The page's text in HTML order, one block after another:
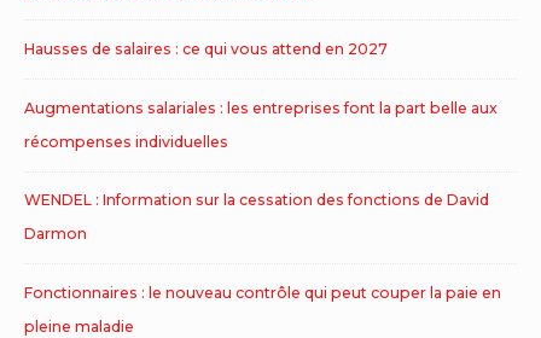
Hausses de salaires : ce qui vous attend en 2027
Augmentations salariales : les entreprises font la part belle aux
récompenses individuelles
WENDEL : Information sur la cessation des fonctions de David
Darmon
Fonctionnaires : le nouveau contrôle qui peut couper la paie en
pleine maladie